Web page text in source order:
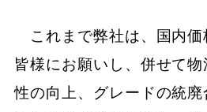
これまで弊社は、国内価
皆様にお願いし、併せて
性の向上、グレードの統